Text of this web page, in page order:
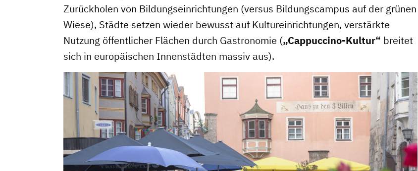
Dachverband
Geschichte des Dachverbandes
Vorstand
Mitglieder
Vorteile für Mitglieder
Veranstaltungen
Formate
Stadtmarketing
Netzwerkmanagement
Stadtraumgestaltung
Projektmanagement
Contentmanagement
Datenmanagement
Serviceleistungen
Zurückholen von Bildungseinrichtungen (versus Bildungscampus auf der grünen
Wiese), Städte setzen wieder bewusst auf Kultureinrichtungen, verstärkte
Nutzung öffentlicher Flächen durch Gastronomie („Cappuccino-Kultur“ breitet
sich in europäischen Innenstädten massiv aus).